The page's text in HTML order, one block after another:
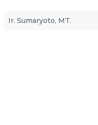
Ir. Sumaryoto, MT.